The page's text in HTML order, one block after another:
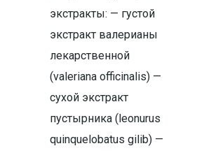
экстракты: — густой
экстракт валерианы
лекарственной
(valeriana officinalis) —
сухой экстракт
пустырника (leonurus
quinquelobatus gilib) —